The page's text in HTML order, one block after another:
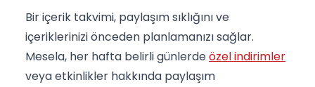
Bir içerik takvimi, paylaşım sıklığını ve
içeriklerinizi önceden planlamanızı sağlar.
Mesela, her hafta belirli günlerdeözel indirimler
veya etkinlikler hakkında paylaşım